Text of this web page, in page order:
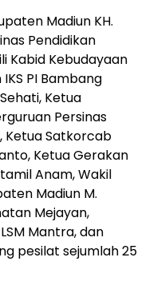
Madiun KH.
Pendidikan
Kabid Kebudayaan
PI Bambang
Ketua
Persinas
Ketua Satkorcab
Ketua Gerakan
Anam, Wakil
Madiun M.
Mejayan,
Mantra, dan
pesilat sejumlah 25